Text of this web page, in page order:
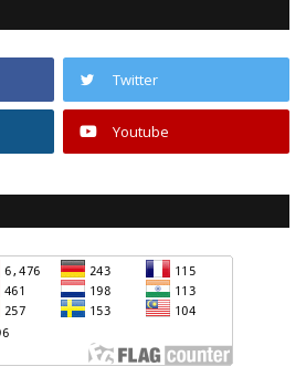
Twitter
Youtube